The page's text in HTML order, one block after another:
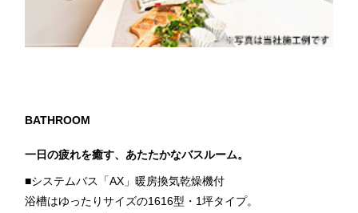
BATHROOM
一日の疲れを癒す、あたたかなバスルーム。
■システムバス「AX」暖房換気乾燥機付
浴槽はゆったりサイズの1616型・1坪タイプ。